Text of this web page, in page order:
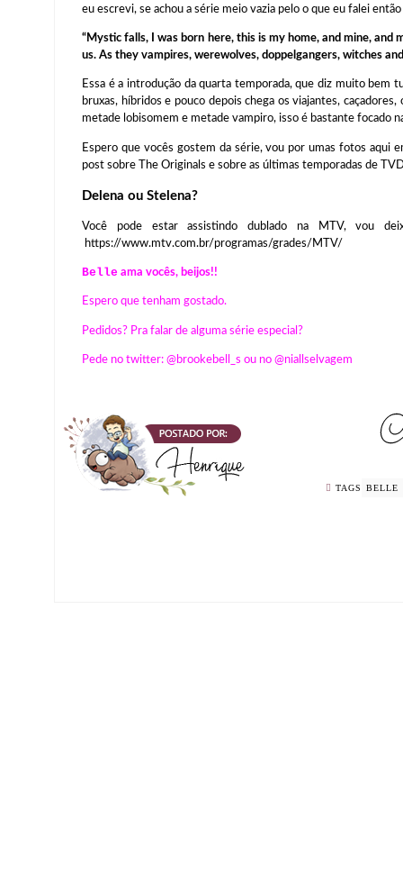
eu escrevi, se achou a série meio vazia pelo o que eu falei
“Mystic falls, I was born here, this is my home, and mine,
us. As they vampires, werewolves, doppelgangers, witches
Essa é a introdução da quarta temporada, que diz muito bem
bruxas, híbridos e pouco depois chega os viajantes,
metade lobisomem e metade vampiro, isso é bastante focado
Espero que vocês gostem da série, vou por umas fotos aqui
post sobre The Originals e sobre as últimas temporadas de
Delena ou Stelena?
Você pode estar assistindo dublado na MTV, vou
https://www.mtv.com.br/programas/grades/MTV/
Belle ama vocês, beijos!!
Espero que tenham gostado.
Pedidos? Pra falar de alguma série especial?
Pede no twitter: @brookebell_s ou no @niallselvagem
TAGS BELLE